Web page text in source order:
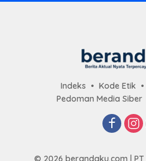
Indeks Kode Etik
Pedoman Media Siber
© 2026 berandaku.com |